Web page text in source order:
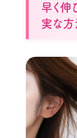
早く伸
実な方